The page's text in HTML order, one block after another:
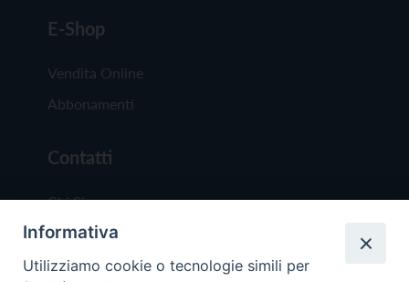
E-Shop
Vendita Online
Abbonamenti
Contatti
Chi Siamo
Redazione
Scrivici
Informativa
Utilizziamo cookie o tecnologie simili per